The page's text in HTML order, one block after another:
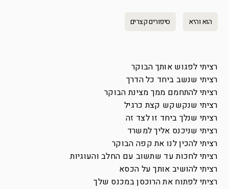
הוא והיא סיפורים קצרים
רציתי לפגוש אותך הבוקר
רציתי שנשב ביחד כל הדרך
רציתי להתחמם ממך מצינת הבוקר
רציתי שנקשקש קצת כרגיל
רציתי שנלך ביחד זו לצד זה
רציתי שניכנס אליך למשרד
רציתי להכין לנו את קפה הבוקר
רציתי לחכות עד שתשוב עם החלב והעוגיות
רציתי להושיב אותך על הכסא
רציתי לפתוח את הרוכסן במכנס שלך